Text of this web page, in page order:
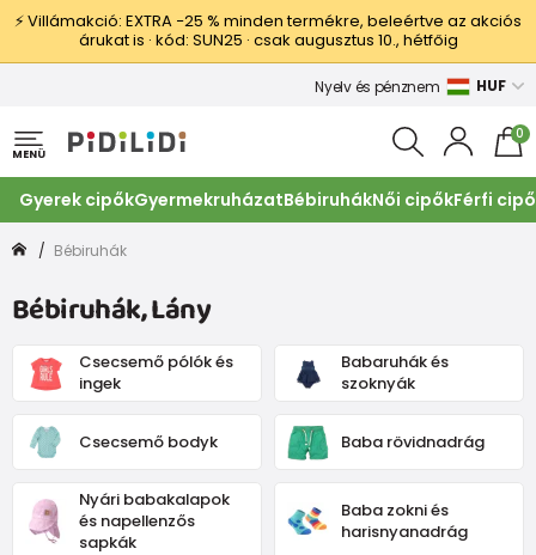
⚡ Villámakció: EXTRA −25 % minden termékre, beleértve az akciós
árukat is · kód: SUN25 · csak augusztus 10., hétfőig
Nyelv és pénznem HUF
MENÜ
0
Gyerek cipőkGyermekruházatBébiruhákNői cipőkFérfi
Bébiruhák
Bébiruhák, Lány
Csecsemő pólók és
ingek
Babaruhák és
szoknyák
Csecsemő bodyk Baba rövidnadrág
Nyári babakalapok
és napellenzős
sapkák
Baba zokni és
harisnyanadrág